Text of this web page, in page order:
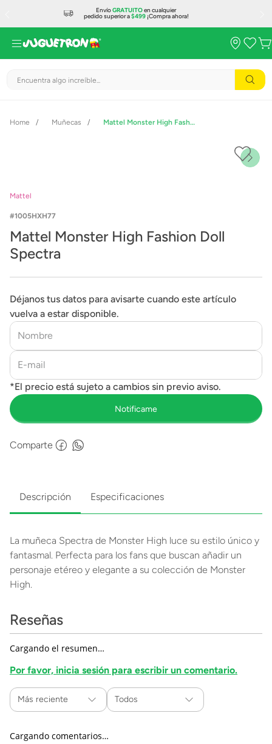
EnvíoGRATUITOen cualquier
pedido superior a$499¡Compra ahora!
Encuentra algo increíble...
Muñecas Mattel Monster High Fashion Doll Spectra
Mattel
1005HXH77
Mattel Monster High Fashion Doll
Spectra
Déjanos tus datos para avisarte cuando este artículo
vuelva a estar disponible.
Comparte
Descripción Especificaciones
La muñeca Spectra de Monster High luce su estilo único y
fantasmal. Perfecta para los fans que buscan añadir un
personaje etéreo y elegante a su colección de Monster
High.
Reseñas
Cargando el resumen…
Por favor, inicia sesión para escribir un comentario.
Más reciente Todos
Cargando comentarios…